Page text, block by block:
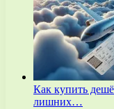
Как купить
лишних…